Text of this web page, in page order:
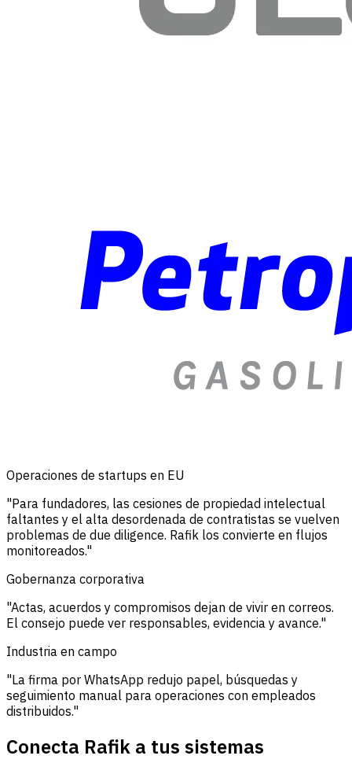
Operaciones de startups en EU
"Para fundadores, las cesiones de propiedad intelectual
faltantes y el alta desordenada de contratistas se vuelven
problemas de due diligence. Rafik los convierte en flujos
monitoreados."
Gobernanza corporativa
"Actas, acuerdos y compromisos dejan de vivir en correos.
El consejo puede ver responsables, evidencia y avance."
Industria en campo
"La firma por WhatsApp redujo papel, búsquedas y
seguimiento manual para operaciones con empleados
distribuidos."
Conecta Rafik a tus sistemas